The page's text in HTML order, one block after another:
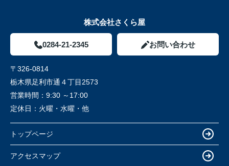
株式会社さくら屋
0284-21-2345 お問い合わせ
〒326-0814
栃木県足利市通４丁目2573
営業時間： 9:30 ～17:00
定休日： 火曜・水曜・他
トップページ
アクセスマップ